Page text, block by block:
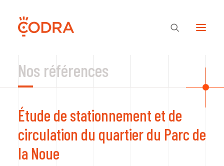
Des valeurs, une équipe
Nos savoir-faire
Notre regard
Nos références
Étude de stationnement et de
circulation du quartier du Parc de
la Noue